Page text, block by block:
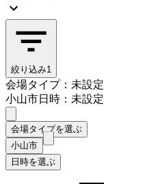
絞り込み1
会場タイプ：未設定
小山市日時：未設定
会場タイプを選ぶ
小山市
日時を選ぶ